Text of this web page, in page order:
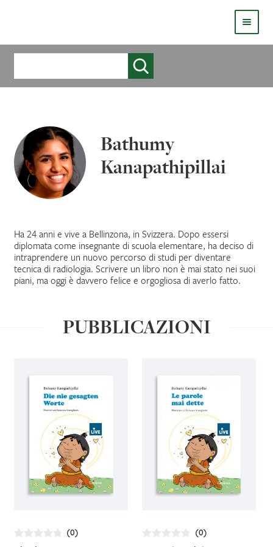
HOMEPAGE
COS’È LIVE
CATALOGO
AUTORI
COME ACQUISTARE UN LIBRO ERICKSONLIVE?
VIDEO
Bathumy
Kanapathipillai
Ha 24 anni e vive a Bellinzona, in Svizzera. Dopo essersi
diplomata come insegnante di scuola elementare, ha deciso di
intraprendere un nuovo percorso di studi per diventare
tecnica di radiologia. Scrivere un libro non è mai stato nei suoi
piani, ma oggi è davvero felice e orgogliosa di averlo fatto.
PUBBLICAZIONI
(0) (0)